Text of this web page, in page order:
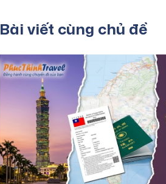
Bài viết cùng chủ đề